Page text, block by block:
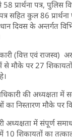
प्रार्थना पत्र, पुलिस
सहित कुल 86
दिवस के अन्तर्गत
(वित्त एवं राजस्व)
मौके पर 27
की अध्यक्षता में
निस्तारण मौके पर
अध्यक्षता में संपूर्ण
10 शिकायतों का